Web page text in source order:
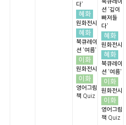
다'
혜화
원화전시
혜화
북큐레이
션 '여름'
이화
원화전시
이화
영어그림
책 Quiz
북큐레이
션 '깊이
빠져들
다'
혜화
원화전시
혜화
북큐레이
션 '여름'
이화
원화전시
이화
영어그림
책 Quiz